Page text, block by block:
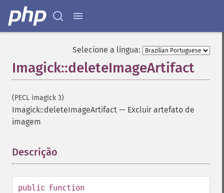
Selecione a língua:
Imagick::deleteImageArtifact
(PECL imagick 3)
Imagick::deleteImageArtifact — Excluir artefato de
imagem
Descrição
public function